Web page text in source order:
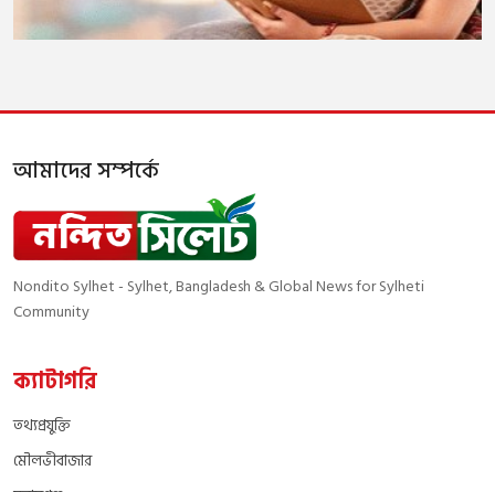
আমাদের সম্পর্কে
Nondito Sylhet - Sylhet, Bangladesh & Global News for Sylheti
Community
ক্যাটাগরি
তথ্যপ্রযুক্তি
মৌলভীবাজার